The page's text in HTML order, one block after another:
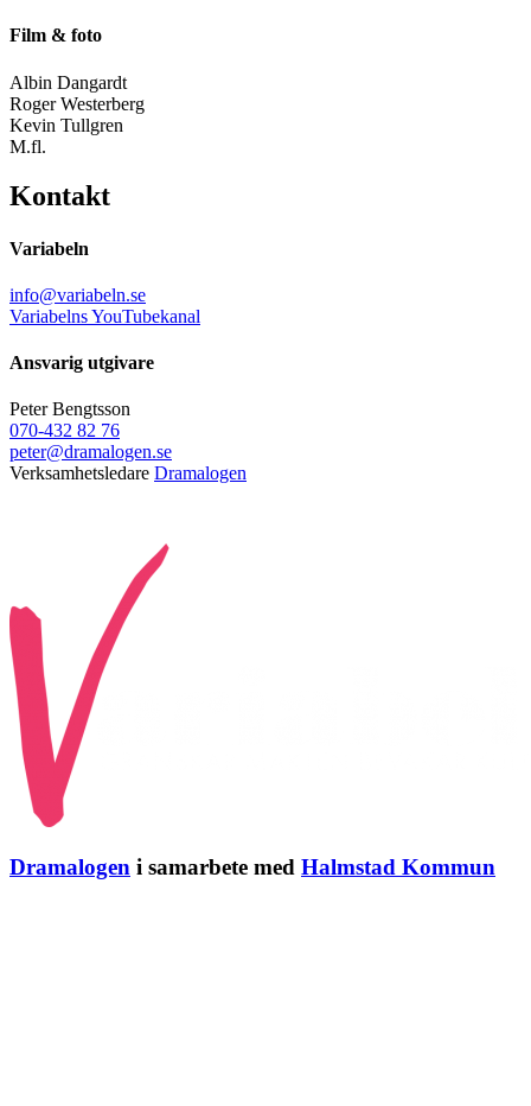
Film & foto
Albin Dangardt
Roger Westerberg
Kevin Tullgren
M.fl.
Kontakt
Variabeln
info@variabeln.se
Variabelns YouTubekanal
Ansvarig utgivare
Peter Bengtsson
070-432 82 76
peter@dramalogen.se
Verksamhetsledare Dramalogen
Dramalogen i samarbete med Halmstad Kommun